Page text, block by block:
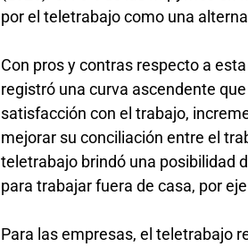
por el teletrabajo como una
Con pros y contras respecto a
registró una curva ascendente
satisfacción con el trabajo,
mejorar su conciliación entre el
teletrabajo brindó una posibilidad
para trabajar fuera de casa, por
Para las empresas, el teletrabajo